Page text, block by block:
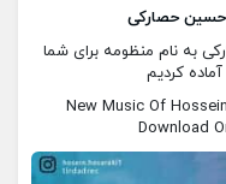
حسین حصارکی
به نام منظومه برای شما
آماده کردیم
New Music Of
Download